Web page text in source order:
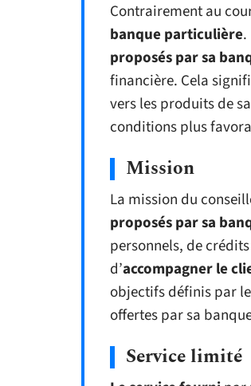
Contrairement au
banque particulière.
proposés par sa
financière. Cela
vers les produits de
conditions plus
Mission
La mission du
proposés par sa
personnels, de
d’accompagner le
objectifs définis par
offertes par sa
Service limité